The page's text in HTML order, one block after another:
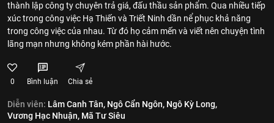
thành lập công ty chuyên trả giá, đấu thầu sản phẩm. Qua nhiều tiếp
xúc trong công việc Hạ Thiến và Triết Ninh dần nể phục khả năng
trong công việc của nhau. Từ đó họ cảm mến và viết nên chuyện tình
lãng mạn nhưng không kém phần hài hước.
0 Bình luận Chia sẻ
Diễn viên: Lâm Canh Tân, Ngô Cẩn Ngôn, Ngô Kỳ Long,
Vương Hạc Nhuận, Mã Tư Siêu